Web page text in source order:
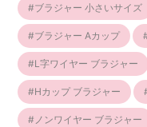
ブラジャー 小さいサイズ
ブラジャー Aカップ
L字ワイヤー ブラジャー
Hカップ ブラジャー
ノンワイヤー ブラジャー